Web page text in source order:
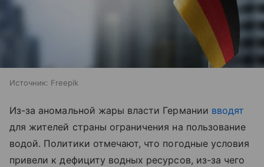
Источник: Freepik
Из-за аномальной жары власти Германии вводят
для жителей страны ограничения на пользование
водой. Политики отмечают, что погодные условия
привели к дефициту водных ресурсов, из-за чего